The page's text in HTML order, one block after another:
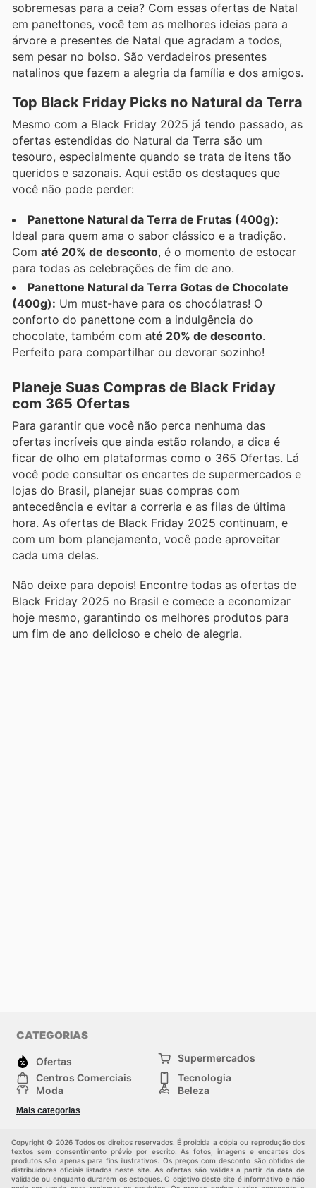
sobremesas para a ceia? Com essas ofertas de Natal
em panettones, você tem as melhores ideias para a
árvore e presentes de Natal que agradam a todos,
sem pesar no bolso. São verdadeiros presentes
natalinos que fazem a alegria da família e dos amigos.
Top Black Friday Picks no Natural da Terra
Mesmo com a Black Friday 2025 já tendo passado, as
ofertas estendidas do Natural da Terra são um
tesouro, especialmente quando se trata de itens tão
queridos e sazonais. Aqui estão os destaques que
você não pode perder:
Panettone Natural da Terra de Frutas (400g):
Ideal para quem ama o sabor clássico e a tradição.
Com até 20% de desconto, é o momento de estocar
para todas as celebrações de fim de ano.
Panettone Natural da Terra Gotas de Chocolate
(400g): Um must-have para os chocólatras! O
conforto do panettone com a indulgência do
chocolate, também com até 20% de desconto.
Perfeito para compartilhar ou devorar sozinho!
Planeje Suas Compras de Black Friday
com 365 Ofertas
Para garantir que você não perca nenhuma das
ofertas incríveis que ainda estão rolando, a dica é
ficar de olho em plataformas como o 365 Ofertas. Lá
você pode consultar os encartes de supermercados e
lojas do Brasil, planejar suas compras com
antecedência e evitar a correria e as filas de última
hora. As ofertas de Black Friday 2025 continuam, e
com um bom planejamento, você pode aproveitar
cada uma delas.
Não deixe para depois! Encontre todas as ofertas de
Black Friday 2025 no Brasil e comece a economizar
hoje mesmo, garantindo os melhores produtos para
um fim de ano delicioso e cheio de alegria.
CATEGORIAS
Ofertas
Supermercados
Centros Comerciais
Tecnologia
Moda
Beleza
Construção e jardinagem
Mais categorias
Copyright © 2026 Todos os direitos reservados. É proibida a cópia ou reprodução dos
textos sem consentimento prévio por escrito. As fotos, imagens e encartes dos
produtos são apenas para fins ilustrativos. Os preços com desconto são obtidos de
distribuidores oficiais listados neste site. As ofertas são válidas a partir da data de
validade ou enquanto durarem os estoques. O objetivo deste site é informativo e não